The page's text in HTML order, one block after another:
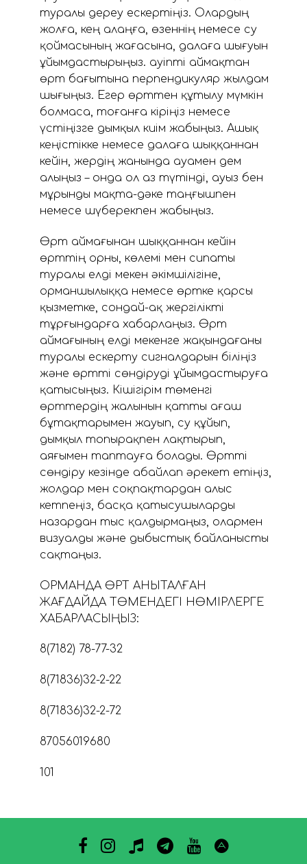
туралы дереу ескертіңіз. Олардың
жолға, кең алаңға, өзеннің немесе су
қоймасының жағасына, далаға шығуын
ұйымдастырыңыз. Қауіпті аймақтан
өрт бағытына перпендикуляр жылдам
шығыңыз. Егер өрттен құтылу мүмкін
болмаса, тоғанға кіріңіз немесе
үстіңізге дымқыл киім жабыңыз. Ашық
кеңістікке немесе далаға шыққаннан
кейін, жердің жанында ауамен дем
алыңыз – онда ол аз түтінді, ауыз бен
мұрынды мақта-дәке таңғышпен
немесе шүберекпен жабыңыз.
Өрт аймағынан шыққаннан кейін
өрттің орны, көлемі мен сипаты
туралы елді мекен әкімшілігіне,
орманшылыққа немесе өртке қарсы
қызметке, сондай-ақ жергілікті
тұрғындарға хабарлаңыз. Өрт
аймағының елді мекенге жақындағаны
туралы ескерту сигналдарын біліңіз
және өртті сөндіруді ұйымдастыруға
қатысыңыз. Кішігірім төменгі
өрттердің жалынын қатты ағаш
бұтақтарымен жауып, су құйып,
дымқыл топырақпен лақтырып,
аяғымен таптауға болады. Өртті
сөндіру кезінде абайлап әрекет етіңіз,
жолдар мен соқпақтардан алыс
кетпеңіз, басқа қатысушыларды
назардан тыс қалдырмаңыз, олармен
визуалды және дыбыстық байланысты
сақтаңыз.
ОРМАНДА ӨРТ АНЫҚТАЛҒАН
ЖАҒДАЙДА ТӨМЕНДЕГІ НӨМІРЛЕРГЕ
ХАБАРЛАСЫҢЫЗ:
8(7182) 78-77-32
8(71836)32-2-22
8(71836)32-2-72
87056019680
101